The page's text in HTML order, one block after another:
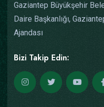
Gaziantep Büyükşehir
Daire Başkanlığı,
Ajandası
Bizi Takip Edin: